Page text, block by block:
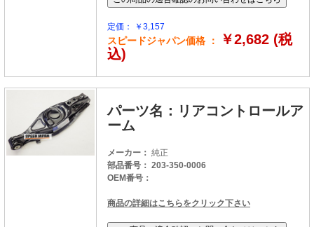
定価： ￥3,157
スピードジャパン価格 ：
￥2,682 (税
込)
パーツ名：リアコントロールア
ーム
メーカー： 純正
部品番号： 203-350-0006
OEM番号：
商品の詳細はこちらをクリック下さい